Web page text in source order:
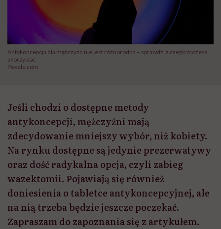
Antykoncepcja dla mężczyzn nie jest różnorodna – sprawdź, z czego możesz
skorzystać
Pexels.com
Jeśli chodzi o dostępne metody
antykoncepcji, mężczyźni mają
zdecydowanie mniejszy wybór, niż kobiety.
Na rynku dostępne są jedynie prezerwatywy
oraz dość radykalna opcja, czyli zabieg
wazektomii. Pojawiają się również
doniesienia o tabletce antykoncepcyjnej, ale
na nią trzeba będzie jeszcze poczekać.
Zapraszam do zapoznania się z artykułem.